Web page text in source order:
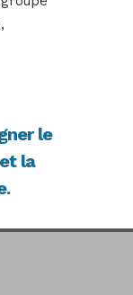
le
la